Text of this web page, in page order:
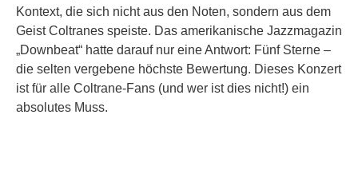
Kontext, die sich nicht aus den Noten, sondern aus dem
Geist Coltranes speiste. Das amerikanische Jazzmagazin
„Downbeat“ hatte darauf nur eine Antwort: Fünf Sterne –
die selten vergebene höchste Bewertung. Dieses Konzert
ist für alle Coltrane-Fans (und wer ist dies nicht!) ein
absolutes Muss.